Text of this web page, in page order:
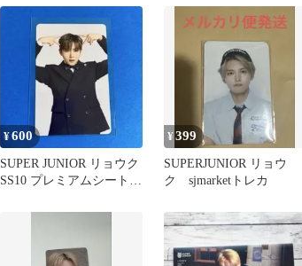
¥600
SUPER JUNIOR リョウク
SS10 プレミアムシート特
¥399
SUPERJUNIOR リョウ
ク sjmarketトレカ